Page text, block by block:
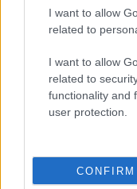
I want to allow
related to
I want to allow
related to
functionality and
user protection.
CONFIRM